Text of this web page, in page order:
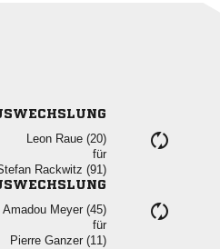
  
für
 
  
für
  